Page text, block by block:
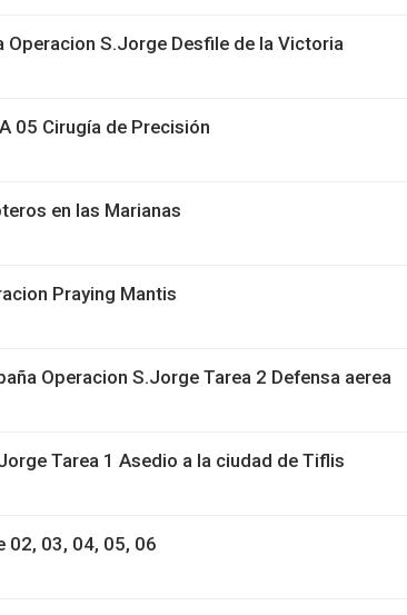
Operacion S.Jorge Desfile de la Victoria
05 Cirugía de Precisión
en las Marianas
Praying Mantis
Operacion S.Jorge Tarea 2 Defensa aerea
Tarea 1 Asedio a la ciudad de Tiflis
02, 03, 04, 05, 06